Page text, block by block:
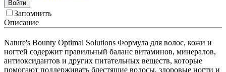
Войти
Запомнить
Описание
Nature's Bounty Optimal Solutions Формула для волос, кожи и
ногтей содержит правильный баланс витаминов, минералов,
антиоксидантов и других питательных веществ, которые
помогают поддерживать блестящие волосы, здоровые ногти и